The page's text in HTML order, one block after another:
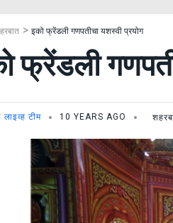
इको फ्रेंडली गणपतीचा यशस्वी प्रयोग
फ्रेंडली
लाइव्ह टीम 10 YEARS AGO